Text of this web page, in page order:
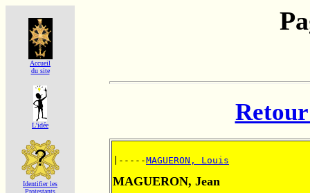
Accueil
du site
L'idée
Identifier les
Protestants
|-----MAGUERON, Louis
MAGUERON, Jean